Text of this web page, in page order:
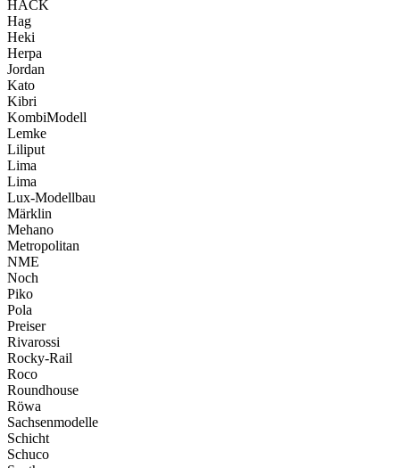
HACK
Hag
Heki
Herpa
Jordan
Kato
Kibri
KombiModell
Lemke
Liliput
Lima
Lima
Lux-Modellbau
Märklin
Mehano
Metropolitan
NME
Noch
Piko
Pola
Preiser
Rivarossi
Rocky-Rail
Roco
Roundhouse
Röwa
Sachsenmodelle
Schicht
Schuco